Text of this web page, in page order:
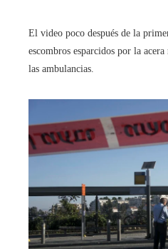
El video poco después de la
escombros esparcidos por la
las ambulancias.